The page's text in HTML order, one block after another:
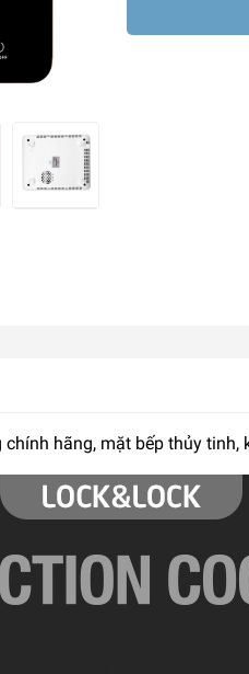
hãng, mặt bếp thủy